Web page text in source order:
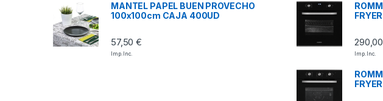
MANTEL PAPEL BUEN PROVECHO
100x100cm CAJA 400UD
57,50€
Imp. Inc. Imp. Inc.